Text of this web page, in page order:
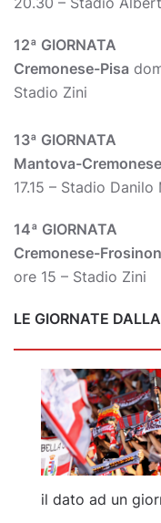
12ª GIORNATA
Cremonese-Pisa
Stadio Zini
13ª GIORNATA
Mantova-Cremonese
17.15 – Stadio
14ª GIORNATA
Cremonese-
ore 15 – Stadio Zini
LE GIORNATE
il dato ad un